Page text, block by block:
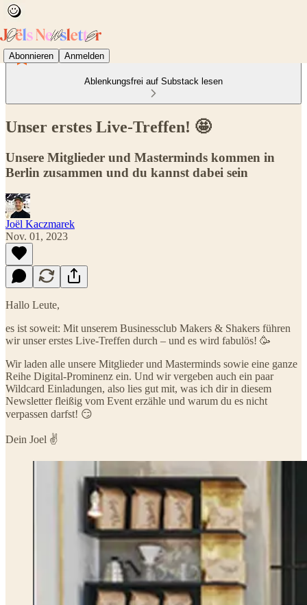
Abonnieren Anmelden
Ablenkungsfrei auf Substack lesen
Unser erstes Live-Treffen! 🤩
Unsere Mitglieder und Masterminds kommen in
Berlin zusammen und du kannst dabei sein
Joël Kaczmarek
Nov. 01, 2023
Hallo Leute,
es ist soweit: Mit unserem Businessclub Makers & Shakers führen
wir unser erstes Live-Treffen durch – und es wird fabulös! 🥳
Wir laden alle unsere Mitglieder und Masterminds sowie eine ganze
Reihe Digital-Prominenz ein. Und wir vergeben auch ein paar
Wildcard Einladungen, also lies gut mit, was ich dir in diesem
Newsletter fleißig vom Event erzähle und warum du es nicht
verpassen darfst! 😏
Dein Joel ✌️